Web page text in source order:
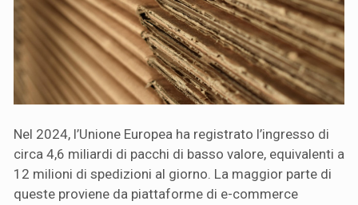
Nel 2024, l’Unione Europea ha registrato l’ingresso di
circa 4,6 miliardi di pacchi di basso valore, equivalenti a
12 milioni di spedizioni al giorno. La maggior parte di
queste proviene da piattaforme di e-commerce